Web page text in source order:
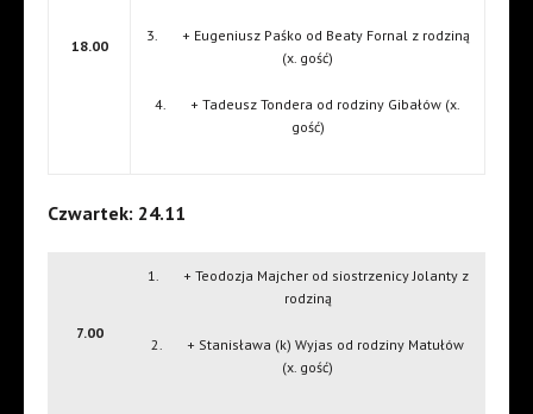
18.00
3. + Eugeniusz Paśko od Beaty Fornal z rodziną
(x. gość)
4. + Tadeusz Tondera od rodziny Gibałów (x.
gość)
Czwartek: 24.11
7.00
1. + Teodozja Majcher od siostrzenicy Jolanty z
rodziną
2. + Stanisława (k) Wyjas od rodziny Matułów
(x. gość)